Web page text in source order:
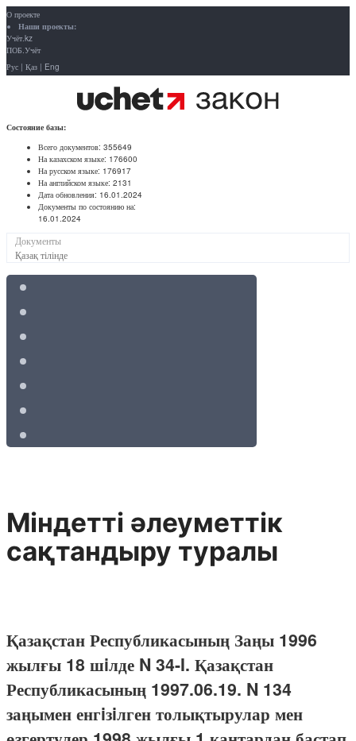
О проекте
Наши проекты:
Учёт.kz
ПОБ.Учёт
Рус | Қаз | Eng
Состояние базы:
Всего документов: 355649
На казахском языке: 176600
На русском языке: 176917
На английском языке: 2131
Дата обновления: 16.01.2024
Документы по состоянию на:
16.01.2024
Документы
Қазақ тілінде
Мiндеттi әлеуметтiк
сақтандыру туралы
Қазақстан Республикасының Заңы 1996
жылғы 18 шiлде N 34-I. Қазақстан
Республикасының 1997.06.19. N 134
заңымен енгiзiлген толықтырулар мен